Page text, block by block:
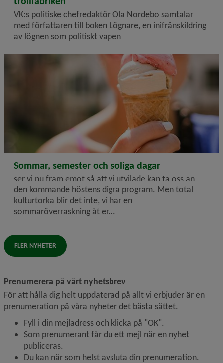
VK:s politiske chefredaktör Ola Nordebo samtalar
med författaren till boken Lögnare, en inifrånskildring
av lögnen som politiskt vapen
2026-06-26
Sommar, semester och soliga dagar
ser vi nu fram emot så att vi utvilade kan ta oss an
den kommande höstens digra program. Men total
kulturtorka blir det inte, vi har en
sommaröverraskning åt er...
FLER NYHETER
Prenumerera på vårt nyhetsbrev
För att hålla dig helt uppdaterad på allt vi erbjuder är en
prenumeration på våra nyheter det bästa sättet.
Fyll i din mejladress och klicka på "OK".
Som prenumerant får du ett mejl när en nyhet
publiceras.
Du kan när som helst avsluta din prenumeration.